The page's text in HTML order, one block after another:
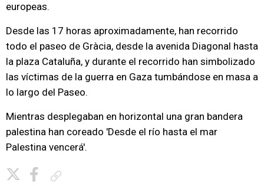
europeas.
Desde las 17 horas aproximadamente, han recorrido
todo el paseo de Gràcia, desde la avenida Diagonal hasta
la plaza Cataluña, y durante el recorrido han simbolizado
las víctimas de la guerra en Gaza tumbándose en masa a
lo largo del Paseo.
Mientras desplegaban en horizontal una gran bandera
palestina han coreado 'Desde el río hasta el mar
Palestina vencerá'.